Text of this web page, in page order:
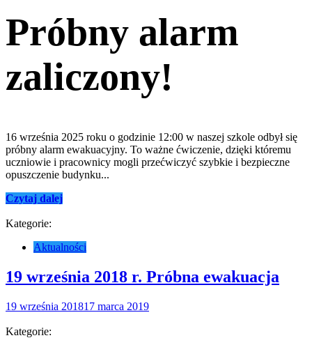
Próbny alarm
zaliczony!
16 września 2025 roku o godzinie 12:00 w naszej szkole odbył się
próbny alarm ewakuacyjny. To ważne ćwiczenie, dzięki któremu
uczniowie i pracownicy mogli przećwiczyć szybkie i bezpieczne
opuszczenie budynku...
Czytaj dalej
Kategorie:
Aktualności
19 września 2018 r. Próbna ewakuacja
19 września 201817 marca 2019
Kategorie: